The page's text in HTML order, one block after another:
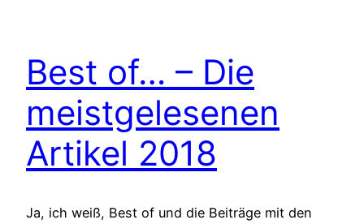
Best of… – Die
meistgelesenen
Artikel 2018
Ja, ich weiß, Best of und die Beiträge mit den